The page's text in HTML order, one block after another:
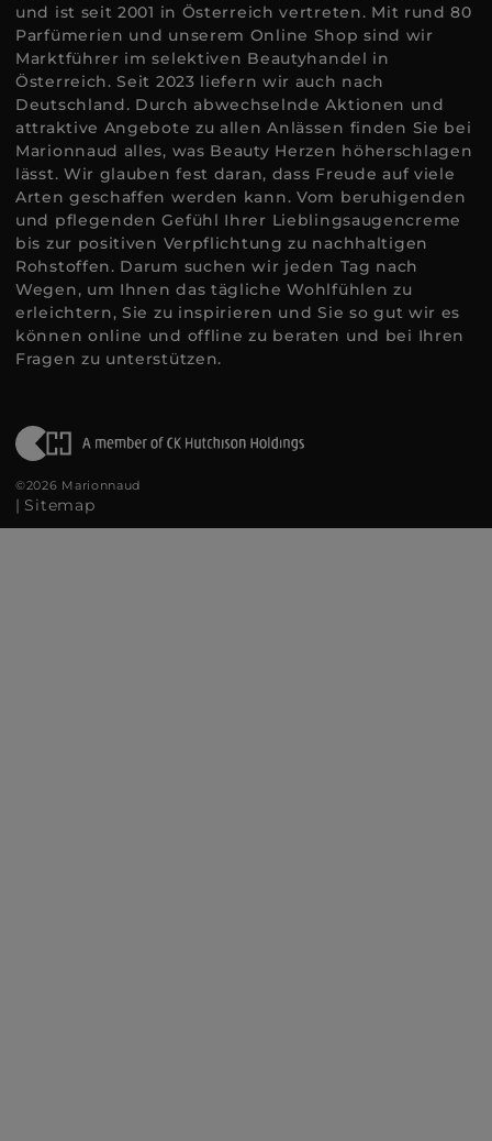
und ist seit 2001 in Österreich vertreten. Mit rund 80
Parfümerien und unserem Online Shop sind wir
Marktführer im selektiven Beautyhandel in
Österreich. Seit 2023 liefern wir auch nach
Deutschland. Durch abwechselnde Aktionen und
attraktive Angebote zu allen Anlässen finden Sie bei
Marionnaud alles, was Beauty Herzen höherschlagen
lässt. Wir glauben fest daran, dass Freude auf viele
Arten geschaffen werden kann. Vom beruhigenden
und pflegenden Gefühl Ihrer Lieblingsaugencreme
bis zur positiven Verpflichtung zu nachhaltigen
Rohstoffen. Darum suchen wir jeden Tag nach
Wegen, um Ihnen das tägliche Wohlfühlen zu
erleichtern, Sie zu inspirieren und Sie so gut wir es
können online und offline zu beraten und bei Ihren
Fragen zu unterstützen.
©2026 Marionnaud
| Sitemap